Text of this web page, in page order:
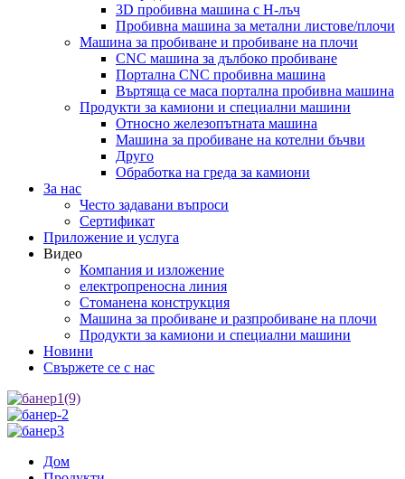
3D пробивна машина с H-лъч
Пробивна машина за метални листове/плочи
Машина за пробиване и пробиване на плочи
CNC машина за дълбоко пробиване
Портална CNC пробивна машина
Въртяща се маса портална пробивна машина
Продукти за камиони и специални машини
Относно железопътната машина
Машина за пробиване на котелни бъчви
Друго
Обработка на греда за камиони
За нас
Често задавани въпроси
Сертификат
Приложение и услуга
Видео
Компания и изложение
електропреносна линия
Стоманена конструкция
Машина за пробиване и разпробиване на плочи
Продукти за камиони и специални машини
Новини
Свържете се с нас
Дом